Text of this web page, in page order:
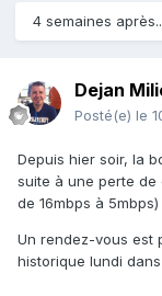
4 semaines
Dejan
Posté(e) le
Depuis hier soir, la
suite à une perte de
de 16mbps à 5mbps)
Un rendez-vous est
historique lundi